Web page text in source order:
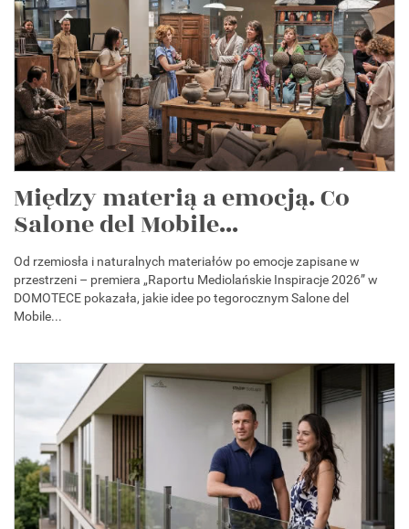
Między materią a emocją. Co
Salone del Mobile...
Od rzemiosła i naturalnych materiałów po emocje zapisane w
przestrzeni – premiera „Raportu Mediolańskie Inspiracje 2026” w
DOMOTECE pokazała, jakie idee po tegorocznym Salone del
Mobile...